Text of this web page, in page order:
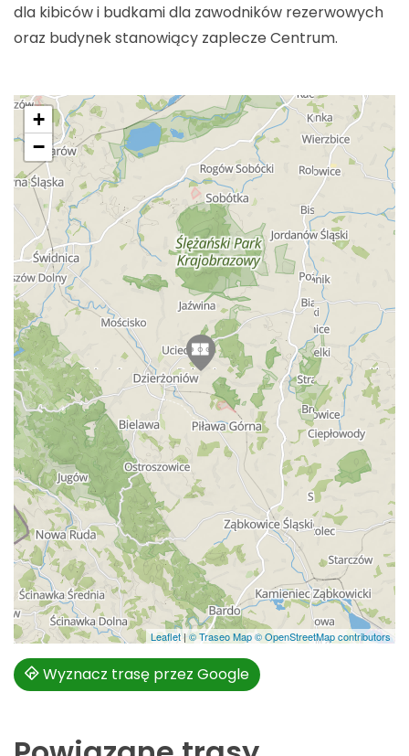
dla kibiców i budkami dla zawodników rezerwowych
oraz budynek stanowiący zaplecze Centrum.
+
−
Leaflet|© Traseo Map© OpenStreetMap contributors
Wyznacz trasę przez Google